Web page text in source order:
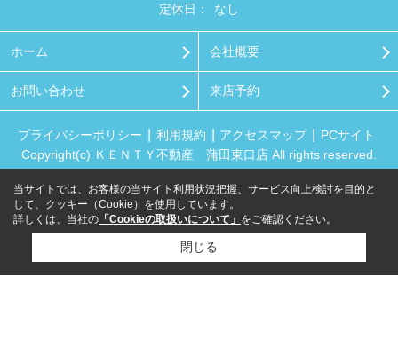
定休日：
なし
ホーム 会社概要
お問い合わせ 来店予約
プライバシーポリシー 利用規約 アクセスマップ
PCサイト
Copyright(c) ＫＥＮＴＹ不動産 蒲田東口店 All rights reserved.
当サイトでは、お客様の当サイト利用状況把握、サービス向上検討を目的と
して、クッキー（Cookie）を使用しています。
詳しくは、当社の 「Cookieの取扱いについて」 をご確認ください。
閉じる